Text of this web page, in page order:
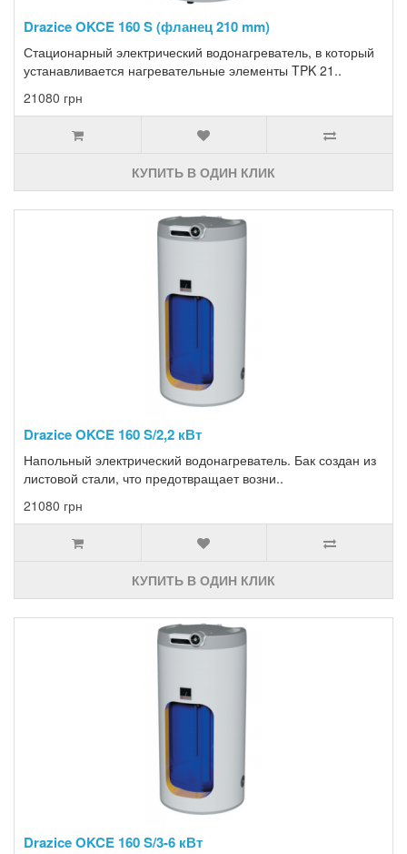
Drazice OKCE 160 S (фланец 210 mm)
Стационарный электрический водонагреватель, в который
устанавливается нагревательные элементы TPK 21..
21080 грн
КУПИТЬ В ОДИН КЛИК
Drazice OKCE 160 S/2,2 кВт
Напольный электрический водонагреватель. Бак создан из
листовой стали, что предотвращает возни..
21080 грн
КУПИТЬ В ОДИН КЛИК
Drazice OKCE 160 S/3-6 кВт